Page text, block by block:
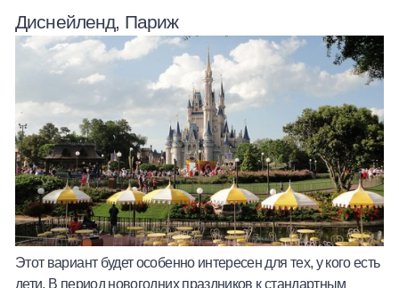
Диснейленд, Париж
Этот вариант будет особенно интересен для тех, у кого есть
дети. В период новогодних праздников к стандартным